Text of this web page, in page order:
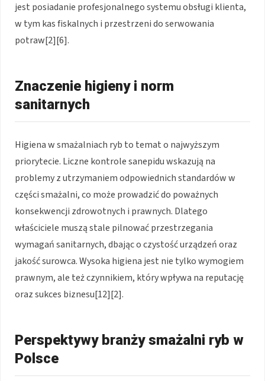
jest posiadanie profesjonalnego systemu obsługi klienta,
w tym kas fiskalnych i przestrzeni do serwowania
potraw[2][6].
Znaczenie higieny i norm
sanitarnych
Higiena w smażalniach ryb to temat o najwyższym
priorytecie. Liczne kontrole sanepidu wskazują na
problemy z utrzymaniem odpowiednich standardów w
części smażalni, co może prowadzić do poważnych
konsekwencji zdrowotnych i prawnych. Dlatego
właściciele muszą stale pilnować przestrzegania
wymagań sanitarnych, dbając o czystość urządzeń oraz
jakość surowca. Wysoka higiena jest nie tylko wymogiem
prawnym, ale też czynnikiem, który wpływa na reputację
oraz sukces biznesu[12][2].
Perspektywy branży smażalni ryb w
Polsce